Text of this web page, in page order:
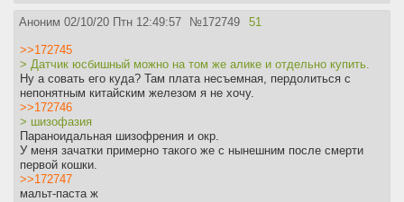
И вот два дня назад просыпаюсь с утра, а
срать - жидковато как-то. Сегодня с утра
тоже поел, поссал, но спустя минут 20 его
едой вырвало. Правда потом поел
К врачу его отнести не могу, так как денег
нет сейчас, но думаю что это либо
Аноним 02/10/20 Птн 12:49:57 №172749 51
>>172745
> Датчик юсбишный можно на том же алике и отдельно купить.
Ну а совать его куда? Там плата несъемная, пердолиться с
непонятным китайским железом я не хочу.
>>172746
> шизофазия
Параноидальная шизофрения и окр.
У меня зачатки примерно такого же с нынешним после смерти
первой кошки.
>>172747
мальт-паста ж